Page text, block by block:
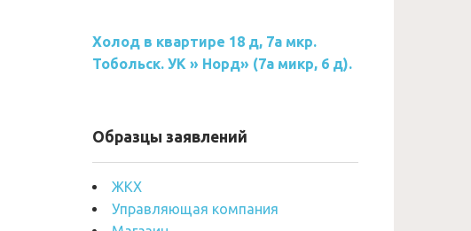
Холод в квартире 18 д, 7а мкр.
Тобольск. УК » Норд» (7а микр, 6 д).
Образцы заявлений
ЖКХ
Управляющая компания